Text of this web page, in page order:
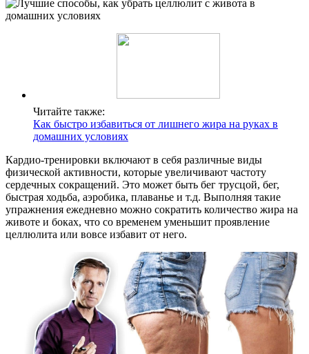
Читайте также:
Как быстро избавиться от лишнего жира на руках в
домашних условиях
Кардио-тренировки включают в себя различные виды
физической активности, которые увеличивают частоту
сердечных сокращений. Это может быть бег трусцой, бег,
быстрая ходьба, аэробика, плаванье и т.д. Выполняя такие
упражнения ежедневно можно сократить количество жира на
животе и боках, что со временем уменьшит проявление
целлюлита или вовсе избавит от него.